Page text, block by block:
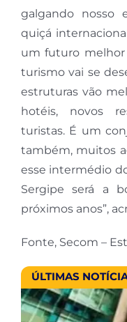
galgando nosso
quiçá
um futuro melhor
turismo vai se
estruturas vão
hotéis, novos
turistas. É um
também, muitos
esse intermédio
Sergipe será a
próximos anos”,
Fonte, Secom –
ÚLTIMAS